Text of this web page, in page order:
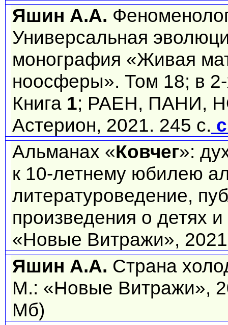
Яшин А.А.
Универсальная
монография «Живая
ноосферы». Том 18; в
Книга 1; РАЕН, ПАНИ,
Астерион, 2021. 245 c.
Альманах «Ковчег»:
к 10-летнему юбилею
литературоведение,
произведения о детях
«Новые Витражи»,
Яшин А.А. Страна
М.: «Новые Витражи»,
Мб)